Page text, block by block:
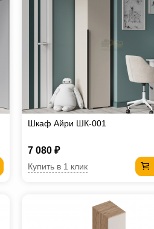
Шкаф Айри ШК-001
7 080 ₽
Купить в 1 клик